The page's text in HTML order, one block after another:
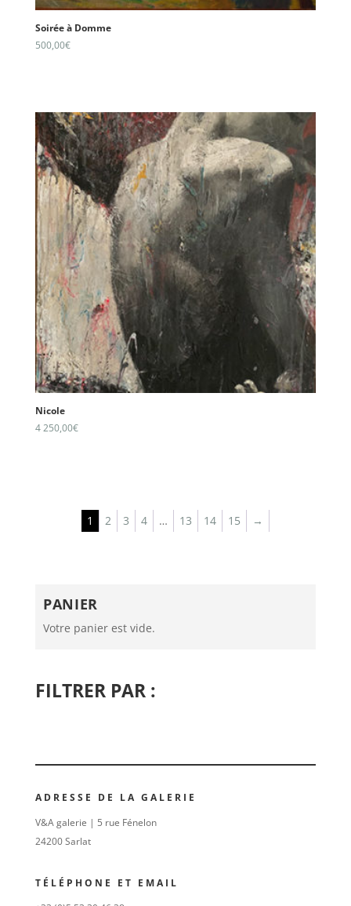
Soirée à Domme
500,00€
Nicole
4 250,00€
1 2 3 4 … 13 14 15 →
PANIER
Votre panier est vide.
FILTRER PAR :
ADRESSE DE LA GALERIE
V&A galerie | 5 rue Fénelon
24200 Sarlat
TÉLÉPHONE ET EMAIL